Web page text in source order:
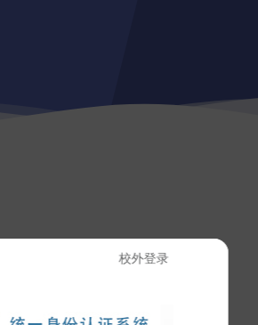
校外登录